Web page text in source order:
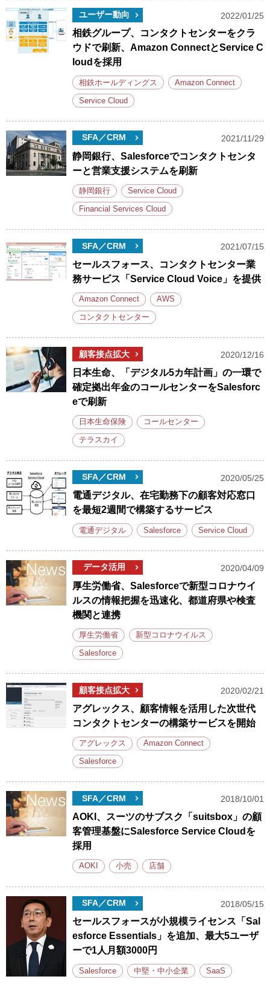
ユーザー動向 2022/01/25
相鉄グループ、コンタクトセンターをクラ
ウドで刷新、Amazon ConnectとService C
loudを採用
相鉄ホールディングス Amazon Connect
Service Cloud
SFA／CRM 2021/11/29
静岡銀行、Salesforceでコンタクトセンタ
ーと営業支援システムを刷新
静岡銀行 Service Cloud
Financial Services Cloud
SFA／CRM 2021/07/15
セールスフォース、コンタクトセンター業
務サービス「Service Cloud Voice」を提供
Amazon Connect AWS
コンタクトセンター
顧客接点拡大 2020/12/16
日本生命、「デジタル5カ年計画」の一環で
確定拠出年金のコールセンターをSalesforc
eで刷新
日本生命保険 コールセンター
テラスカイ
SFA／CRM 2020/05/25
電通デジタル、在宅勤務下の顧客対応窓口
を最短2週間で構築するサービス
電通デジタル Salesforce Service Cloud
データ活用 2020/04/09
厚生労働省、Salesforceで新型コロナウイ
ルスの情報把握を迅速化、都道府県や検査
機関と連携
厚生労働省 新型コロナウイルス
Salesforce
顧客接点拡大 2020/02/21
アグレックス、顧客情報を活用した次世代
コンタクトセンターの構築サービスを開始
アグレックス Amazon Connect
Salesforce
SFA／CRM 2018/10/01
AOKI、スーツのサブスク「suitsbox」の顧
客管理基盤にSalesforce Service Cloudを
採用
AOKI 小売 店舗
SFA／CRM 2018/05/15
セールスフォースが小規模ライセンス「Sal
esforce Essentials」を追加、最大5ユーザ
ーで1人月額3000円
Salesforce 中堅・中小企業 SaaS